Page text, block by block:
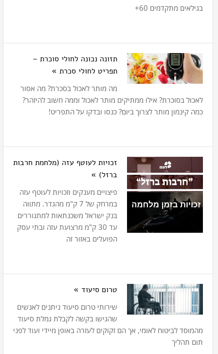
בגילאים מתקדמים 60+
תזונה נכונה לחולי סוכרת –
תפריט לחולי סכרת »
מה מותר לאכול בסכרת? מה אסור
לאכול בסוכרת? אילו ממתיקים מותר לאכול וממה חשוב להיזהר?
כמה קינמון מותר לצרוך ביום? כנסו ובדקו על התפריט!
זכויות לעוטף עזה (מלחמת חרבות
ברזל) »
פיצויים מענקים וזכויות לעוטף עזה
במרחק של 7 ק"מ מהגדר. מתווה
בנק ישראל משכנתאות למתגוררים
עד 30 ק"מ מרצועת עזה ובתי עסק
הפועלים באזור זה
טרום סיעוד »
שירותי טרום סיעוד ניתנים לאנשים
שהגישו בקשה לקבלת גמלת סיעוד
מהמוסד לביטוח לאומי, אך הם זקוקים לעזרה באופן מיידי ועוד לפני
תום תהליך